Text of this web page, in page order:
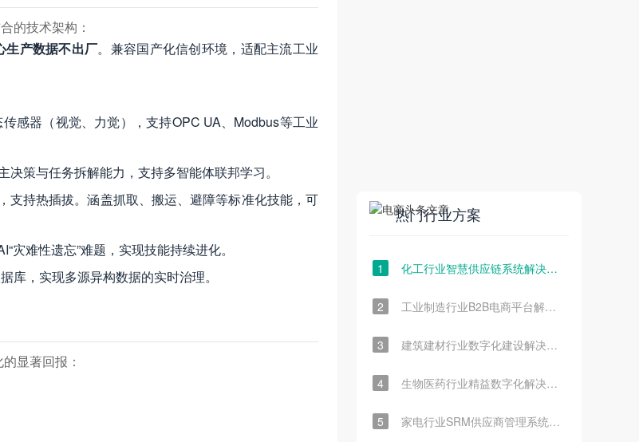
的技术架构：
生产数据不出厂。兼容国产化信创环境，适配主流工业
感器（视觉、力觉），支持OPC UA、Modbus等工业
决策与任务拆解能力，支持多智能体联邦学习。
支持热插拔。涵盖抓取、搬运、避障等标准化技能，可
灾难性遗忘”难题，实现技能持续进化。
库，实现多源异构数据的实时治理。
显著回报：
热门行业方案
1 化工行业智慧供应链系统解决方案
2 工业制造行业B2B电商平台解决方案
3 建筑建材行业数字化建设解决方案
4 生物医药行业精益数字化解决方案
5 家电行业SRM供应商管理系统解决方案